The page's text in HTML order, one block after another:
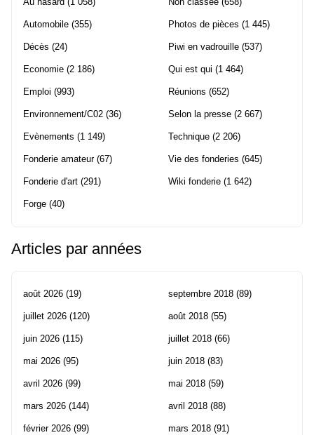
Automobile (355)
Décès (24)
Economie (2 186)
Emploi (993)
Environnement/C02 (36)
Evènements (1 149)
Fonderie amateur(67)
Fonderie d'art (291)
Forge (40)
Photos de pièces (1 445)
Piwi en vadrouille (537)
Qui est qui (1 464)
Réunions (652)
Selon la presse (2 667)
Technique (2 206)
Vie des fonderies (645)
Wiki fonderie (1 642)
Articles par années
août 2026 (19)
juillet 2026 (120)
juin 2026 (115)
mai 2026 (95)
avril 2026 (99)
mars 2026 (144)
février 2026 (99)
septembre 2018 (89)
août 2018 (55)
juillet 2018 (66)
juin 2018 (83)
mai 2018 (59)
avril 2018 (88)
mars 2018 (91)